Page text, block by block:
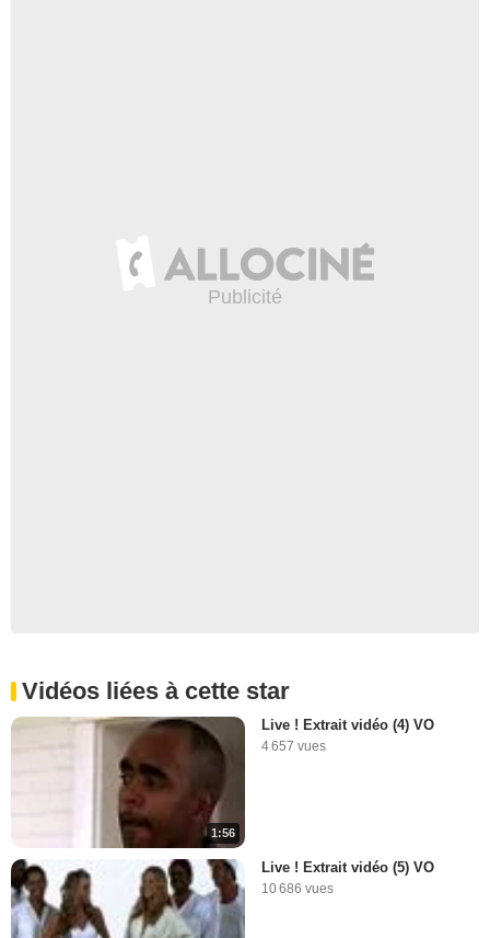
Vidéos liées à cette star
1:56
Live ! Extrait vidéo (4) VO
4 657 vues
Live ! Extrait vidéo (5) VO
10 686 vues